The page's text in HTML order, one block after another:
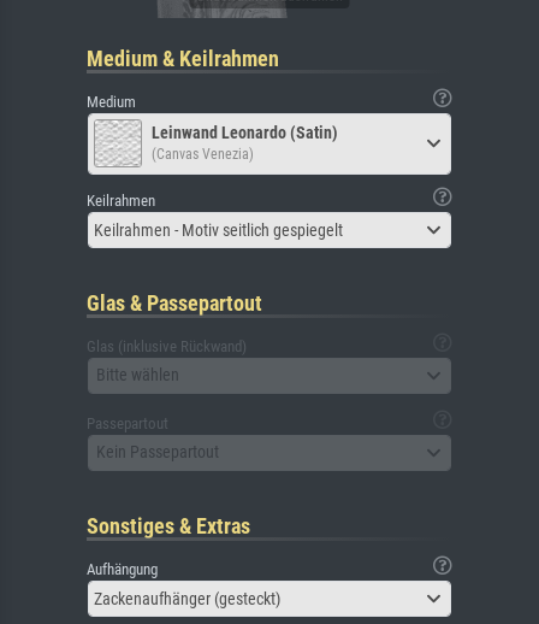
Medium & Keilrahmen
Medium
Leinwand Leonardo (Satin)
(Canvas Venezia)
Keilrahmen
Keilrahmen - Motiv seitlich gespiegelt
Glas & Passepartout
Glas (inklusive Rückwand)
Bitte wählen
Passepartout
Kein Passepartout
Sonstiges & Extras
Aufhängung
Zackenaufhänger (gesteckt)